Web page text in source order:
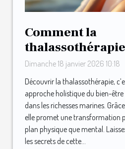
Comment la
transformer
?
Dimanche 18 janvier 2026 10:18
Découvrir la thalassothérapie,
approche holistique du bien-
dans les richesses marines.
elle promet une transformation
plan physique que mental.
les secrets de cette...